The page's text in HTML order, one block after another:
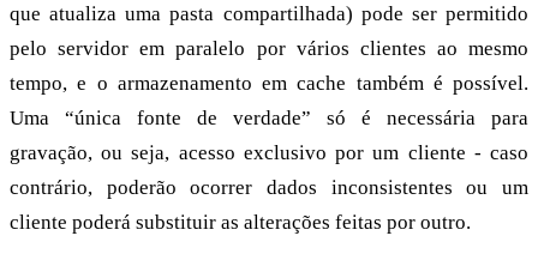
que atualiza uma pasta compartilhada) pode ser permitido
pelo servidor em paralelo por vários clientes ao mesmo
tempo, e o armazenamento em cache também é possível.
Uma “única fonte de verdade” só é necessária para
gravação, ou seja, acesso exclusivo por um cliente - caso
contrário, poderão ocorrer dados inconsistentes ou um
cliente poderá substituir as alterações feitas por outro.